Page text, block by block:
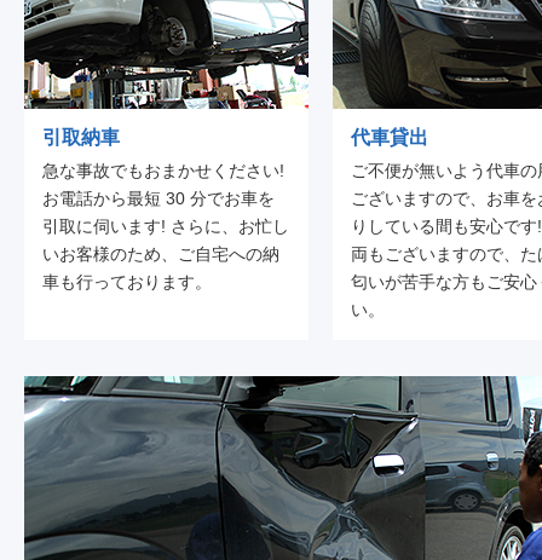
引取納車
急な事故でもおまかせください!
お電話から最短 30 分でお車を
引取に伺います! さらに、お忙し
いお客様のため、ご自宅への納
車も行っております。
代車貸出
ご不便が無いよう代車の
ございますので、お車を
りしている間も安心で
両もございますので、た
匂いが苦手な方もご安心
い。